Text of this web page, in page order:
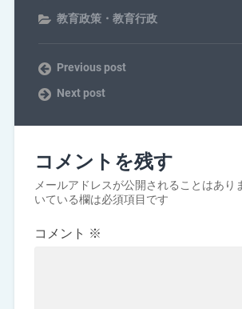
教育政策・教育行政
Previous post
Next post
コメントを残す
メールアドレスが公開されることはあり
いている欄は必須項目です
コメント ※